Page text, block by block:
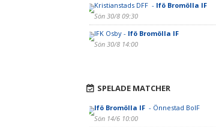
Kristianstads DFF - Ifö Bromölla IF
Sön 30/8 09:30
IFK Osby - Ifö Bromölla IF
Sön 30/8 14:00
SPELADE MATCHER
Ifö Bromölla IF - Önnestad BoIF
Sön 14/6 10:00